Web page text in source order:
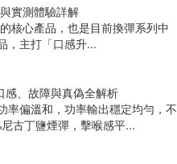
實測體驗詳解
核心產品，也是目前換彈系列中
，主打「口感升...
感、故障與真偽全解析
率偏溫和，功率輸出穩定均勻，不
古丁鹽煙彈，擊喉感平...